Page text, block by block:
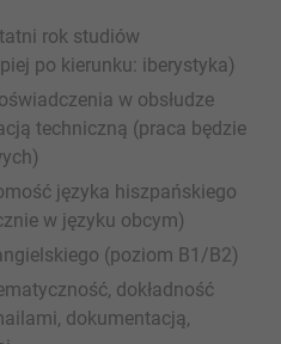
rok studiów
po kierunku: iberystyka)
w obsłudze
techniczną (praca będzie
języka hiszpańskiego
w języku obcym)
(poziom B1/B2)
dokładność
dokumentacją,